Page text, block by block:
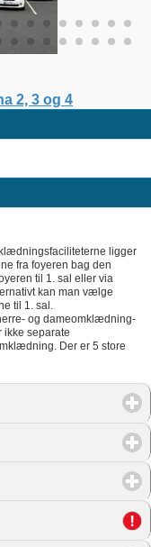
2, 3 og 4
ligger
fra foyeren bag den
til 1. sal eller via
kan man vælge
til 1. sal.
og dameomklædning-
ikke separate
Der er 5 store
to expand contents